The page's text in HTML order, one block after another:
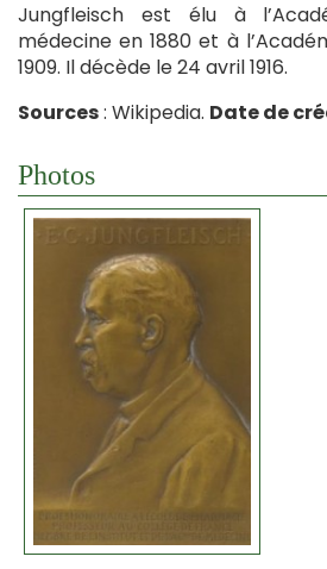
Jungfleisch est élu à
médecine en 1880 et à
1909. Il décède le 24 avril 1916.
Sources: Wikipedia. Date de
Photos